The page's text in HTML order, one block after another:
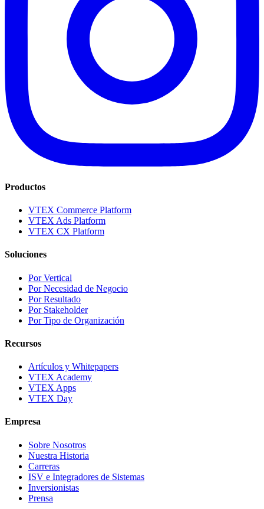
Productos
VTEX Commerce Platform
VTEX Ads Platform
VTEX CX Platform
Soluciones
Por Vertical
Por Necesidad de Negocio
Por Resultado
Por Stakeholder
Por Tipo de Organización
Recursos
Artículos y Whitepapers
VTEX Academy
VTEX Apps
VTEX Day
Empresa
Sobre Nosotros
Nuestra Historia
Carreras
ISV e Integradores de Sistemas
Inversionistas
Prensa